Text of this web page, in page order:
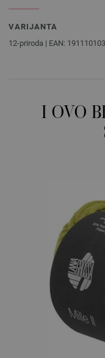
VARIJANTA
12-priroda | EAN:
I OVO